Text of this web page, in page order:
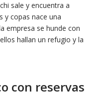
sale y encuentra a
y copas nace una
empresa se hunde con
hallan un refugio y la
con reservas